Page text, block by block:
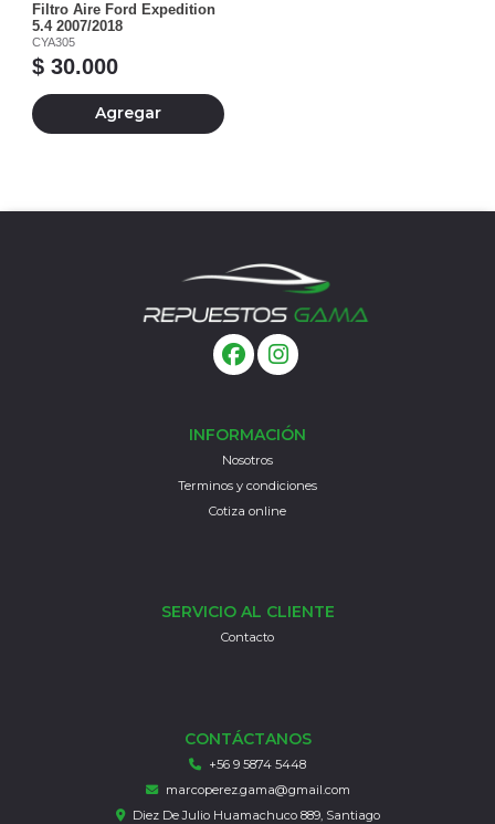
Filtro Aire Ford Expedition
5.4 2007/2018
CYA305
$ 30.000
Agregar
INFORMACIÓN
Nosotros
Terminos y condiciones
Cotiza online
SERVICIO AL CLIENTE
Contacto
CONTÁCTANOS
+56 9 5874 5448
marcoperez.gama@gmail.com
Diez De Julio Huamachuco 889, Santiago